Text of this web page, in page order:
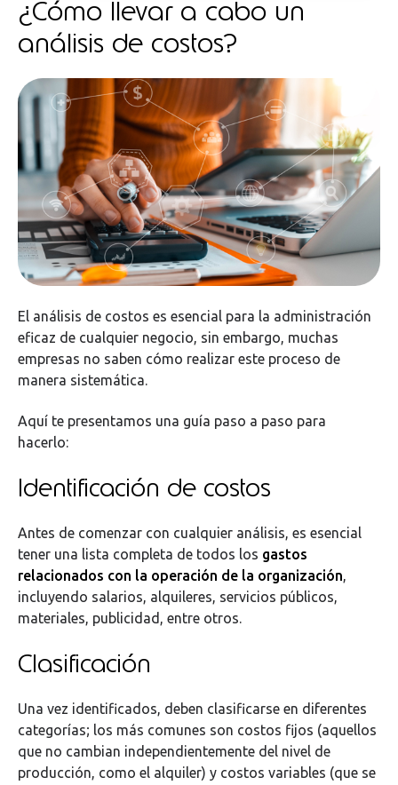
¿Cómo llevar a cabo un
análisis de costos?
El análisis de costos es esencial para la administración
eficaz de cualquier negocio, sin embargo, muchas
empresas no saben cómo realizar este proceso de
manera sistemática.
Aquí te presentamos una guía paso a paso para
hacerlo:
Identificación de costos
Antes de comenzar con cualquier análisis, es esencial
tener una lista completa de todos los gastos
relacionados con la operación de la organización,
incluyendo salarios, alquileres, servicios públicos,
materiales, publicidad, entre otros.
Clasificación
Una vez identificados, deben clasificarse en diferentes
categorías; los más comunes son costos fijos (aquellos
que no cambian independientemente del nivel de
producción, como el alquiler) y costos variables (que se